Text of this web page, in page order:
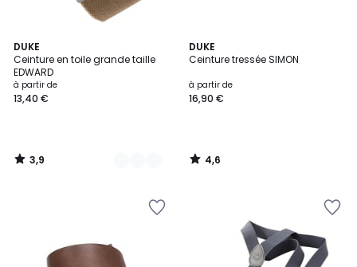
DUKE
Ceinture en toile grande taille
EDWARD
à partir de
13,40 €
3,9
/ 5
5
Couleurs
3,9
/
DUKE
Ceinture tressée SIMON
à partir de
16,90 €
4,6
/ 5
4,6
/